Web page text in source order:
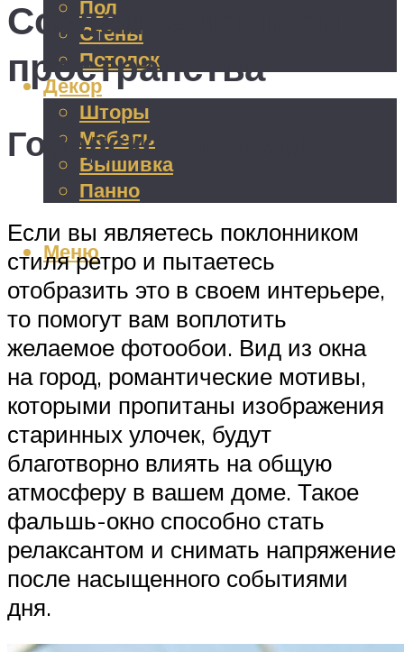
Пол
Стены
Потолок
Декор
Шторы
Мебель
Вышивка
Панно
Меню
Создайте иллюзию
пространства
Городской пейзаж
Если вы являетесь поклонником
стиля ретро и пытаетесь
отобразить это в своем интерьере,
то помогут вам воплотить
желаемое фотообои. Вид из окна
на город, романтические мотивы,
которыми пропитаны изображения
старинных улочек, будут
благотворно влиять на общую
атмосферу в вашем доме. Такое
фальшь-окно способно стать
релаксантом и снимать напряжение
после насыщенного событиями
дня.